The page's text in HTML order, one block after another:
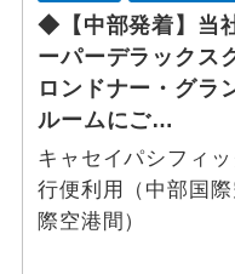
◆【中部発着】当
ーパーデラックス
ロンドナー・グラ
ルームにご…
キャセイパシフィ
行便利用（中部国
際空港間）